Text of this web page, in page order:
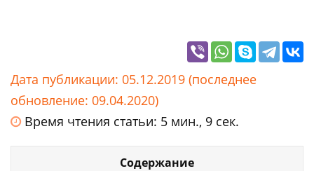
Дата публикации: 05.12.2019 (последнее
обновление: 09.04.2020)
Время чтения статьи: 5 мин., 9 сек.
Содержание